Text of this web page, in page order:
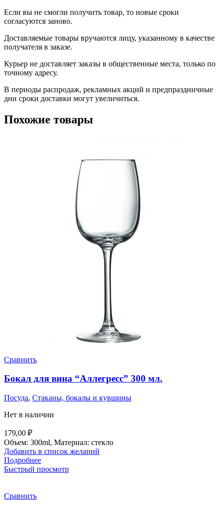
Если вы не смогли получить товар, то новые сроки
согласуются заново.
Доставляемые товары вручаются лицу, указанному в качестве
получателя в заказе.
Курьер не доставляет заказы в общественные места, только по
точному адресу.
В периоды распродаж, рекламных акций и предпраздничные
дни сроки доставки могут увеличиться.
Похожие товары
Сравнить
Бокал для вина “Аллегресс” 300 мл.
Посуда, Стаканы, бокалы и кувшины
Нет в наличии
179,00 ₽
Объем: 300ml, Материал: стекло
Добавить в список желаний
Подробнее
Быстрый просмотр
Сравнить